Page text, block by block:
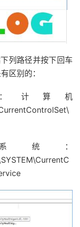
列路径并按下回车
区别的：
算机
：